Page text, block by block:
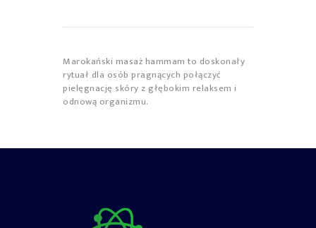
Marokański masaż hammam to doskonały
rytuał dla osób pragnących połączyć
pielęgnację skóry z głębokim relaksem i
odnową organizmu.